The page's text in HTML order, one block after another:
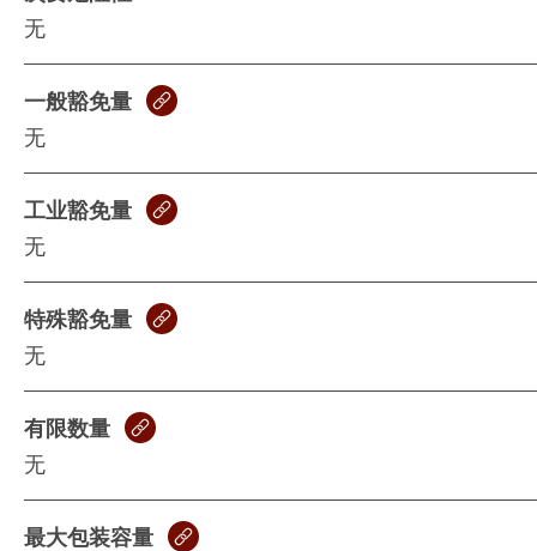
无
一般豁免量
无
工业豁免量
无
特殊豁免量
无
有限数量
无
最大包装容量